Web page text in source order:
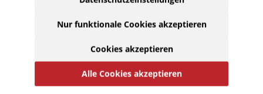
Warenkorb
Nur funktionale Cookies akzeptieren
Cookies akzeptieren
Alle Cookies akzeptieren